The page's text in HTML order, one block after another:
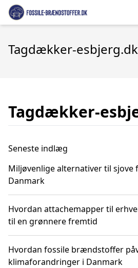
Tagdækker-esbjerg.dk
Tagdækker-
Seneste indlæg
Miljøvenlige alternativer til sjove
Danmark
Hvordan attachemapper til
til en grønnere fremtid
Hvordan fossile brændstoffer
klimaforandringer i Danmark